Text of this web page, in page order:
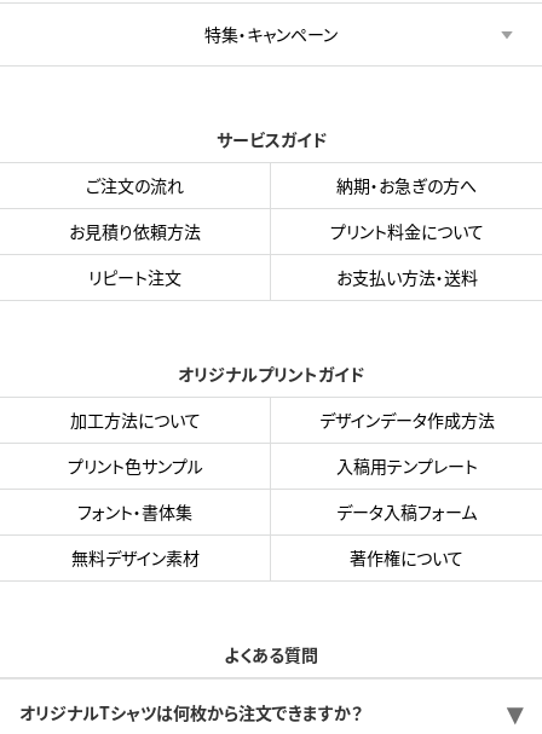
特集・キャンペーン
サービスガイド
ご注文の流れ
納期・お急ぎの方へ
お見積り依頼方法
プリント料金について
リピート注文
お支払い方法・送料
オリジナルプリントガイド
加工方法について
デザインデータ作成方法
プリント色サンプル
入稿用テンプレート
フォント・書体集
データ入稿フォーム
無料デザイン素材
著作権について
よくある質問
オリジナルTシャツは何枚から注文できますか？